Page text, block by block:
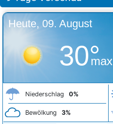
Heute, 09. August
30°
max
Niederschlag 0%
Bewölkung 3%